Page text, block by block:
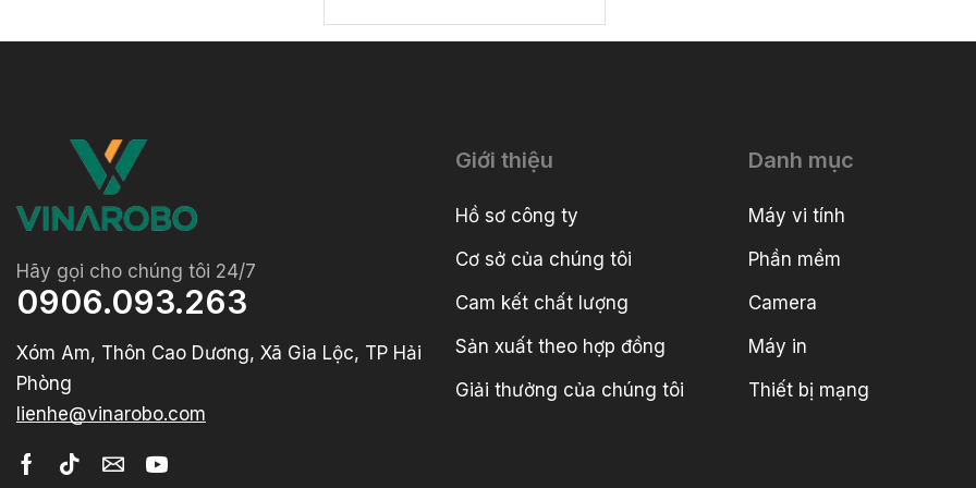
Hãy gọi cho chúng tôi 24/7
0906.093.263
Xóm Am, Thôn Cao Dương, Xã Gia Lộc, TP Hải
Phòng
lienhe@vinarobo.com
Giới thiệu
Hồ sơ công ty
Cơ sở của chúng tôi
Cam kết chất lượng
Sản xuất theo hợp đồng
Giải thưởng của chúng tôi
Danh mục
Máy vi tính
Phần mềm
Camera
Máy in
Thiết bị mạng